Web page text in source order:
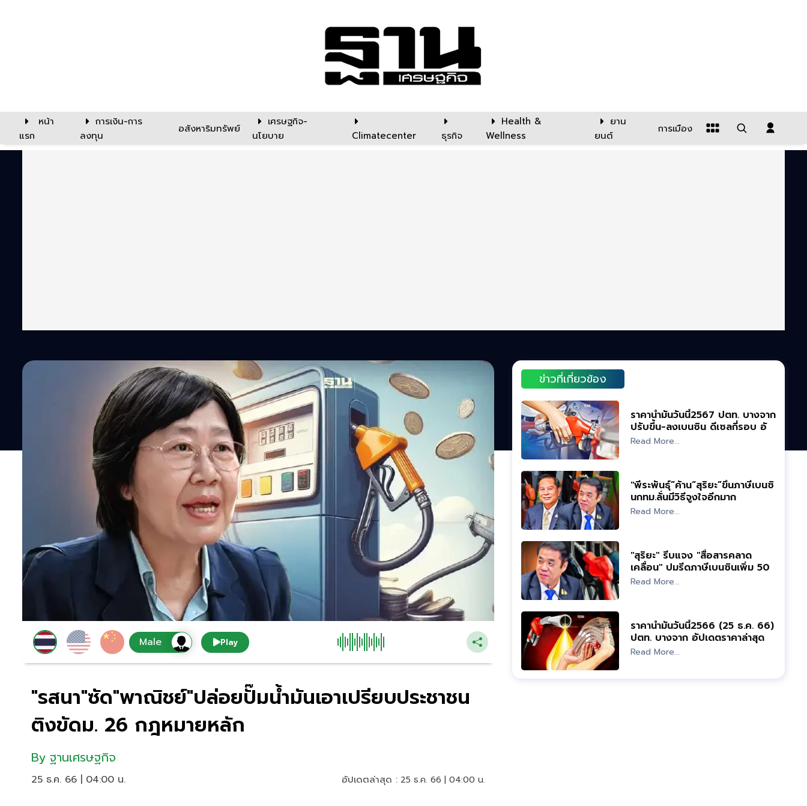
หน้า
แรก
การเงิน-การ
ลงทุน
อสังหาริมทรัพย์
เศรษฐกิจ-
นโยบาย
Climatecenter ธุรกิจ
Health &
Wellness
ยาน
ยนต์
การเมือง
Play
"รสนา"ซัด"พาณิชย์"ปล่อยปั๊มน้ำมันเอาเปรียบประชาชน
ติงขัดม. 26 กฎหมายหลัก
By ฐานเศรษฐกิจ
25 ธ.ค. 66 | 04:00 น. อัปเดตล่าสุด : 25 ธ.ค. 66 | 04:00 น.
ข่าวที่เกี่ยวข้อง
ราคาน้ำมันวันนี้2567 ปตท. บางจาก
ปรับขึ้น-ลงเบนซิน ดีเซลกี่รอบ อัป
เดทล่าสุด
Read More...
"พีระพันธุ์”ค้าน“สุริยะ”ขึ้นภาษีเบนซิ
นกทม.ลั่นมีวิธีจูงใจอีกมาก
Read More...
"สุริยะ" รีบแจง "สื่อสารคลาด
เคลื่อน" ปมรีดภาษีเบนซินเพิ่ม 50
สต.
Read More...
ราคาน้ำมันวันนี้2566 (25 ธ.ค. 66)
ปตท. บางจาก อัปเดตราคาล่าสุด
Read More...